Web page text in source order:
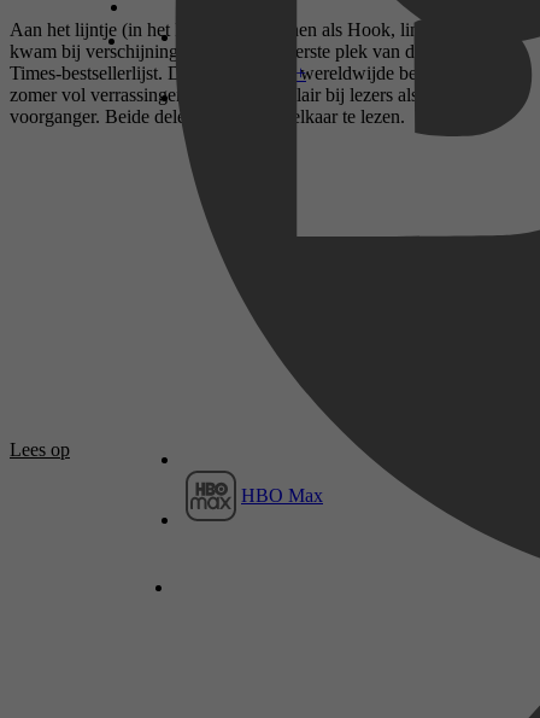
Disney+
HBO Max
Aan het lijntje (in het Engels verschenen als Hook, line, and sinker)
kwam bij verschijning binnen op de eerste plek van de New York
Times-bestsellerlijst. De opvolger van wereldwijde bestseller Een
zomer vol verrassingen is net zo populair bij lezers als de
voorganger. Beide delen zijn los van elkaar te lezen.
Lees op